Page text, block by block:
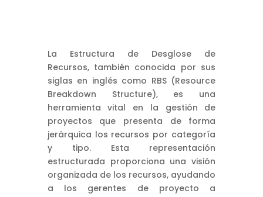
La Estructura de Desglose de
Recursos, también conocida por sus
siglas en inglés como RBS (Resource
Breakdown Structure), es una
herramienta vital en la gestión de
proyectos que presenta de forma
jerárquica los recursos por categoría
y tipo. Esta representación
estructurada proporciona una visión
organizada de los recursos, ayudando
a los gerentes de proyecto a